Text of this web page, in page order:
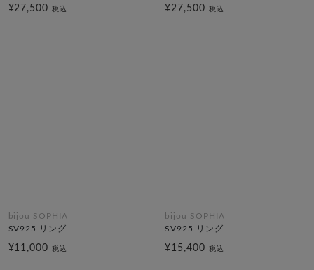
¥27,500税込 ¥27,500 税込
bijou SOPHIA
SV925 リング
¥11,000税込
bijou SOPHIA
SV925 リング
¥15,400 税込